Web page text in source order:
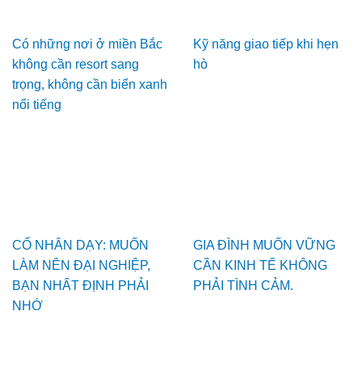
Có những nơi ở miền Bắc
không cần resort sang
trọng, không cần biển xanh
nổi tiếng
Kỹ năng giao tiếp khi hẹn
hò
CỔ NHÂN DẠY: MUỐN
LÀM NÊN ĐẠI NGHIỆP,
BẠN NHẤT ĐỊNH PHẢI
NHỚ
GIA ĐÌNH MUỐN VỮNG
CẦN KINH TẾ KHÔNG
PHẢI TÌNH CẢM.